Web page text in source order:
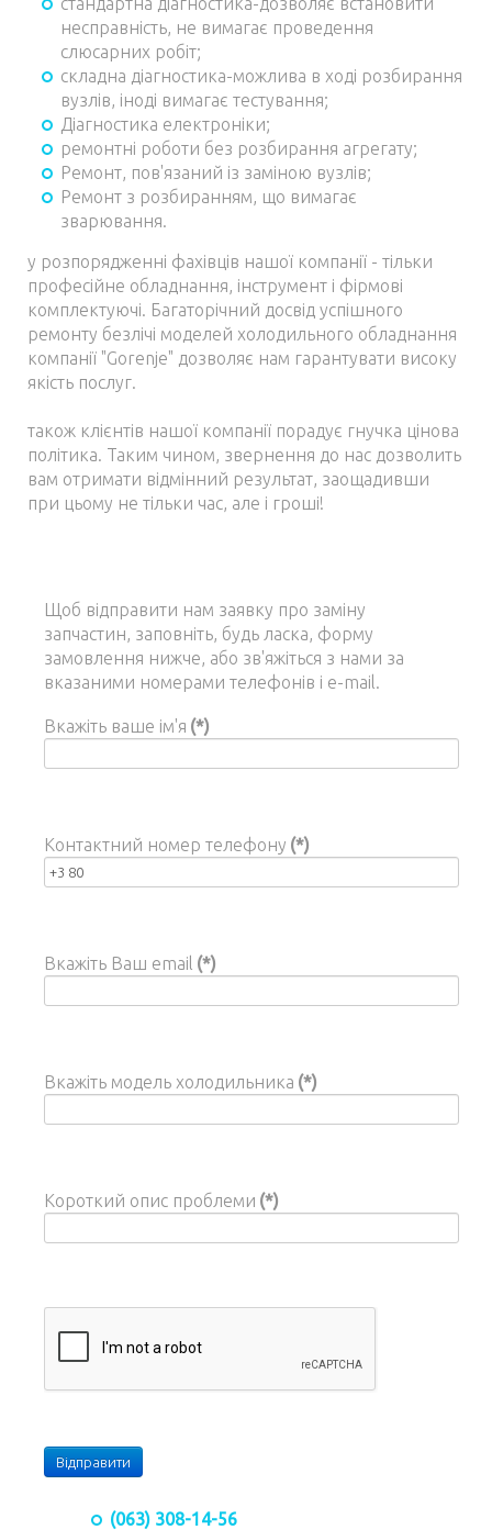
несправність, не вимагає проведення
слюсарних робіт;
складна діагностика-можлива в ході розбирання
вузлів, іноді вимагає тестування;
Діагностика електроніки;
ремонтні роботи без розбирання агрегату;
Ремонт, пов'язаний із заміною вузлів;
Ремонт з розбиранням, що вимагає
зварювання.
у розпорядженні фахівців нашої компанії - тільки
професійне обладнання, інструмент і фірмові
комплектуючі. Багаторічний досвід успішного
ремонту безлічі моделей холодильного обладнання
компанії "Gorenje" дозволяє нам гарантувати високу
якість послуг.
також клієнтів нашої компанії порадує гнучка цінова
політика. Таким чином, звернення до нас дозволить
вам отримати відмінний результат, заощадивши
при цьому не тільки час, але і гроші!
Щоб відправити нам заявку про заміну
запчастин, заповніть, будь ласка, форму
замовлення нижче, або зв'яжіться з нами за
вказаними номерами телефонів і e-mail.
Вкажіть ваше ім'я (*)
Контактний номер телефону (*)
Вкажіть Ваш email (*)
Вкажіть модель холодильника (*)
Короткий опис проблеми (*)
Відправити
(063) 308-14-56